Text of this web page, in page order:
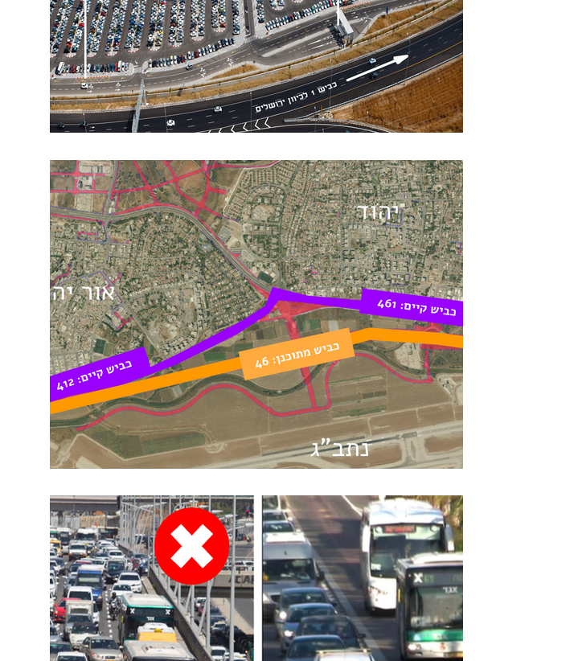
כביש 46 - הכביש שאף אחד לא צריך
והולך לעלות לנו 2 מיליארד ש"ח
הכביש שמתקדם על אוטמט ומתעלם מעובדה קטנה אחת - אין בו
צורך
פרמידה שמסרבת להתהפך
אלון סיגלר
2 בדצמ׳ 2023
זמן קריאה 14 דקות
לפעמים הפקקים הם לא גורל, אלא סתם
קבלת החלטות לקויה
תחבורה ציבורית
אלון סיגלר
6 באוק׳ 2023
זמן קריאה 6 דקות